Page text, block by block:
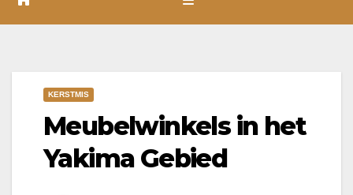
KERSTMIS
Meubelwinkels in het
Yakima Gebied